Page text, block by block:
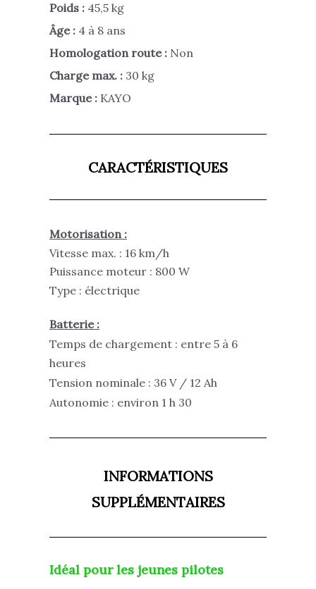
Poids : 45,5 kg
Âge : 4 à 8 ans
Homologation route : Non
Charge max. : 30 kg
Marque : KAYO
CARACTÉRISTIQUES
Motorisation :
Vitesse max. : 16 km/h
Puissance moteur : 800 W
Type : électrique
Batterie :
Temps de chargement : entre 5 à 6
heures
Tension nominale : 36 V / 12 Ah
Autonomie : environ 1 h 30
INFORMATIONS
SUPPLÉMENTAIRES
Idéal pour les jeunes pilotes